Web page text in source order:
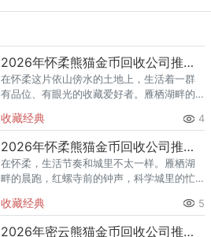
2026年怀柔熊猫金币回收公司推荐 怀柔回收熊猫金币渠道
在怀柔这片依山傍水的土地上，生活着一群
有品位、有眼光的收藏爱好者。雁栖湖畔的
红螺寺的香火绵延不绝——怀柔的藏家群体
也在悄然壮大。熊猫金币，作为
收藏经典 4
2026年怀柔熊猫金币回收公司推荐 怀柔哪里回收熊猫金币
在怀柔，生活节奏和城里不太一样。雁栖湖
畔的晨跑，红螺寺前的钟声，科学城里的忙
值。熊猫金币作为兼具投资与收藏属性的热
门品种，在怀柔的藏家圈子里一
收藏经典 5
2026年密云熊猫金币回收公司推荐 密云回收熊猫金币正规渠道